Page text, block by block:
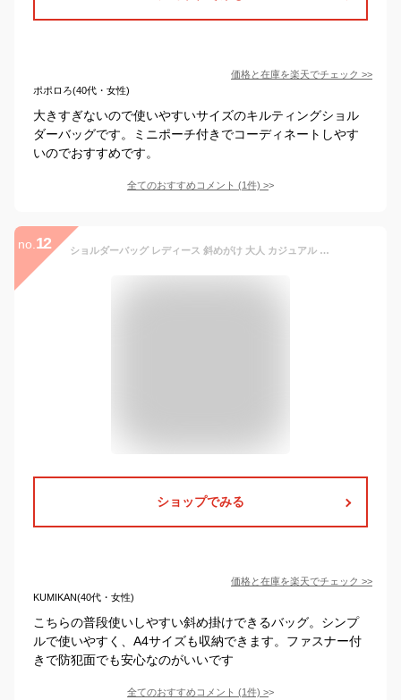
価格と在庫を楽天でチェック >>
ポポロろ(40代・女性)
大きすぎないので使いやすいサイズのキルティングショル
ダーバッグです。ミニポーチ付きでコーディネートしやす
いのでおすすめです。
全てのおすすめコメント (1件) >
no. 12 ショルダーバッグ レディース 斜めがけ 大人 カジュアル 肩掛け 黒 キルティング 鞄 A4 ファスナー 開閉 お出かけ デイリー 普段使い OL オフィス 出勤 通学 お買い物 シンプル 無地 柔らかい 手洗い 洗える インナーポケット 小物 スマホ ノート イヤホン 折り畳み傘 マチ広
ショップでみる
価格と在庫を楽天でチェック >>
KUMIKAN(40代・女性)
こちらの普段使いしやすい斜め掛けできるバッグ。シンプ
ルで使いやすく、A4サイズも収納できます。ファスナー付
きで防犯面でも安心なのがいいです
全てのおすすめコメント (1件) >